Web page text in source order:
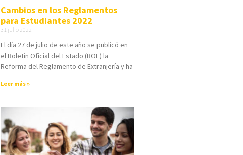
Cambios en los Reglamentos
para Estudiantes 2022
31 julio 2022
El día 27 de julio de este año se publicó en
el Boletín Oficial del Estado (BOE) la
Reforma del Reglamento de Extranjería y ha
Leer más »